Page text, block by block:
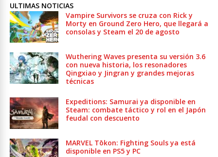
ULTIMAS NOTICIAS
Vampire Survivors se cruza con Rick y
Morty en Ground Zero Hero, que llegará a
consolas y Steam el 20 de agosto
Wuthering Waves presenta su versión 3.6
con nueva historia, los resonadores
Qingxiao y Jingran y grandes mejoras
técnicas
Expeditions: Samurai ya disponible en
Steam: combate táctico y rol en el Japón
feudal con descuento
MARVEL Tōkon: Fighting Souls ya está
disponible en PS5 y PC